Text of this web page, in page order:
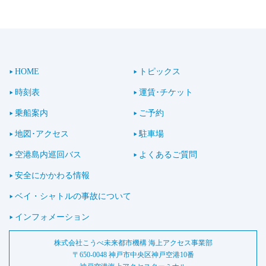
HOME トピックス
時刻表 運賃･チケット
乗船案内 ご予約
地図･アクセス 駐車場
空港島内巡回バス よくあるご質問
安全にかかわる情報
ベイ・シャトルの事故について
インフォメーション
株式会社こうべ未来都市機構 海上アクセス事業部
〒650-0048 神戸市中央区神戸空港10番